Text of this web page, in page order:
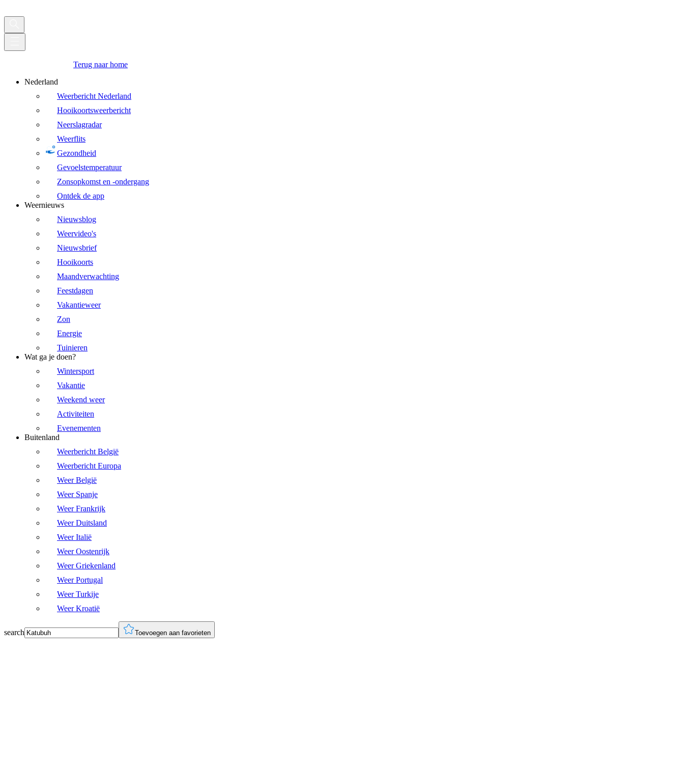
Terug naar home
Nederland
Weerbericht Nederland
Hooikoortsweerbericht
Neerslagradar
Weerflits
Gezondheid
Gevoelstemperatuur
Zonsopkomst en -ondergang
Ontdek de app
Weernieuws
Nieuwsblog
Weervideo's
Nieuwsbrief
Hooikoorts
Maandverwachting
Feestdagen
Vakantieweer
Zon
Energie
Tuinieren
Wat ga je doen?
Wintersport
Vakantie
Weekend weer
Activiteiten
Evenementen
Buitenland
Weerbericht België
Weerbericht Europa
Weer België
Weer Spanje
Weer Frankrijk
Weer Duitsland
Weer Italië
Weer Oostenrijk
Weer Griekenland
Weer Portugal
Weer Turkije
Weer Kroatië
search Toevoegen aan favorieten